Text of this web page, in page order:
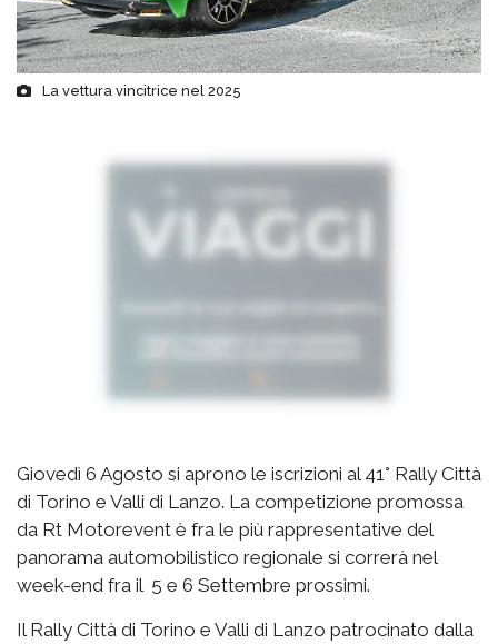
La vettura vincitrice nel 2025
Giovedì 6 Agosto si aprono le iscrizioni al 41° Rally Città
di Torino e Valli di Lanzo. La competizione promossa
da Rt Motorevent è fra le più rappresentative del
panorama automobilistico regionale si correrà nel
week-end fra il 5 e 6 Settembre prossimi.
Il Rally Città di Torino e Valli di Lanzo patrocinato dalla